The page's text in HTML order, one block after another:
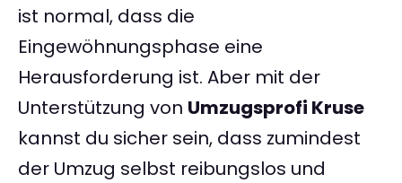
ist normal, dass die
Eingewöhnungsphase eine
Herausforderung ist. Aber mit der
Unterstützung von Umzugsprofi Kruse
kannst du sicher sein, dass zumindest
der Umzug selbst reibungslos und